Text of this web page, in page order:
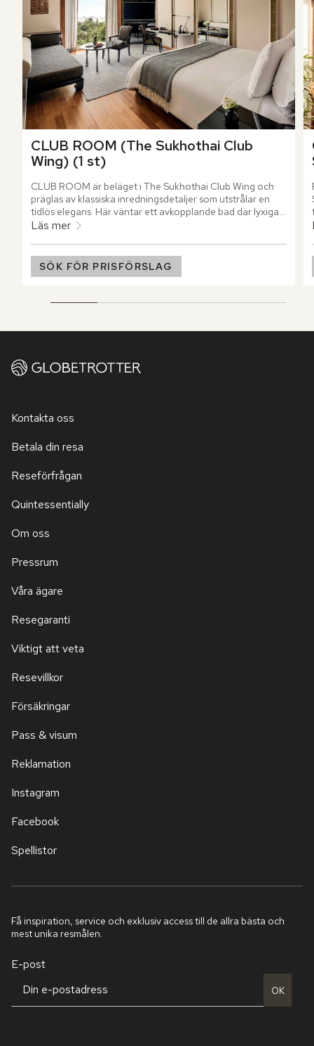
CLUB ROOM (The Sukhothai Club
Wing) (1 st)
CLUB ROOM är beläget i The Sukhothai Club Wing och
präglas av klassiska inredningsdetaljer som utstrålar en
tidlös elegans. Här väntar ett avkopplande bad där lyxiga
Bottega Veneta-produkter och mjuka frottérockar
Läs mer
SÖK FÖR PRISFÖRSLAG
Kontakta oss
Betala din resa
Reseförfrågan
Quintessentially
Om oss
Pressrum
Våra ägare
Resegaranti
Viktigt att veta
Resevillkor
Försäkringar
Pass & visum
Reklamation
Instagram
Facebook
Spellistor
Få inspiration, service och exklusiv access till de allra bästa och
mest unika resmålen.
E-post
OK